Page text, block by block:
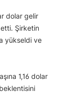
dolar gelir
etti. Şirketin
yükseldi ve
1,16 dolar